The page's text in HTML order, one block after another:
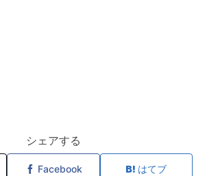
シェアする
Facebook はてブ